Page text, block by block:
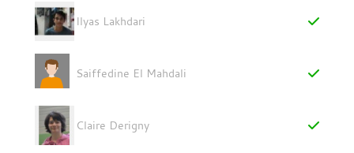
Ilyas Lakhdari
Saiffedine El Mahdali
Claire Derigny